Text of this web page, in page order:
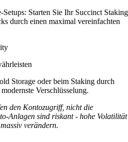
Starten Sie Ihr Succinct Staking
durch einen maximal vereinfachten
Storage oder beim Staking durch
Verschlüsselung.
den Kontozugriff, nicht die
Anlagen sind riskant - hohe Volatilität
verändern.